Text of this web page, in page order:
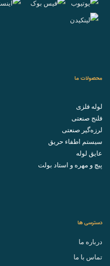
دسترسی ها
درباره ما
تماس با ما
محصولات ما
لوله فلزی
فلنج صنعتی
لرزه‌گیر صنعتی
سیستم اطفاء حریق
عایق لوله
پیچ و مهره و استاد بولت